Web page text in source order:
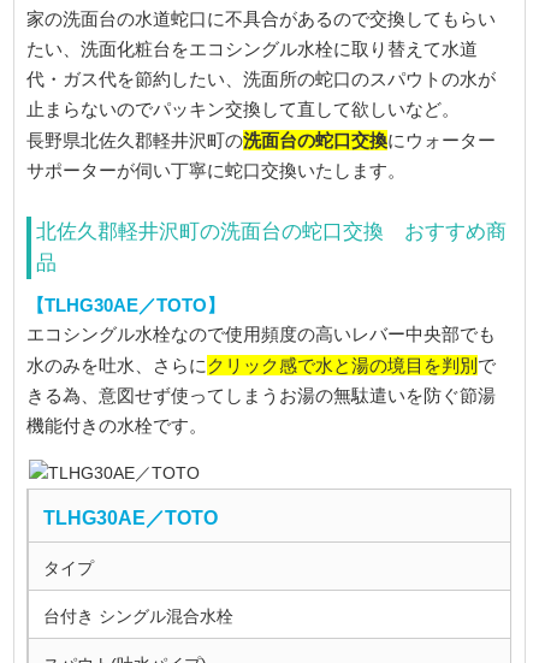
家の洗面台の水道蛇口に不具合があるので交換してもらい
たい、洗面化粧台をエコシングル水栓に取り替えて水道
代・ガス代を節約したい、洗面所の蛇口のスパウトの水が
止まらないのでパッキン交換して直して欲しいなど。
長野県北佐久郡軽井沢町の洗面台の蛇口交換にウォーター
サポーターが伺い丁寧に蛇口交換いたします。
北佐久郡軽井沢町の洗面台の蛇口交換 おすすめ商
品
【TLHG30AE／TOTO】
エコシングル水栓なので使用頻度の高いレバー中央部でも
水のみを吐水、さらに クリック感で水と湯の境目を判別 で
きる為、意図せず使ってしまうお湯の無駄遣いを防ぐ節湯
機能付きの水栓です。
TLHG30AE／TOTO
タイプ
台付き シングル混合水栓